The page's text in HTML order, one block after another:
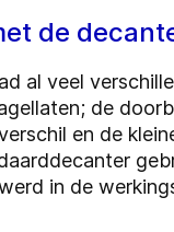
de
al veel
de
en de
in de